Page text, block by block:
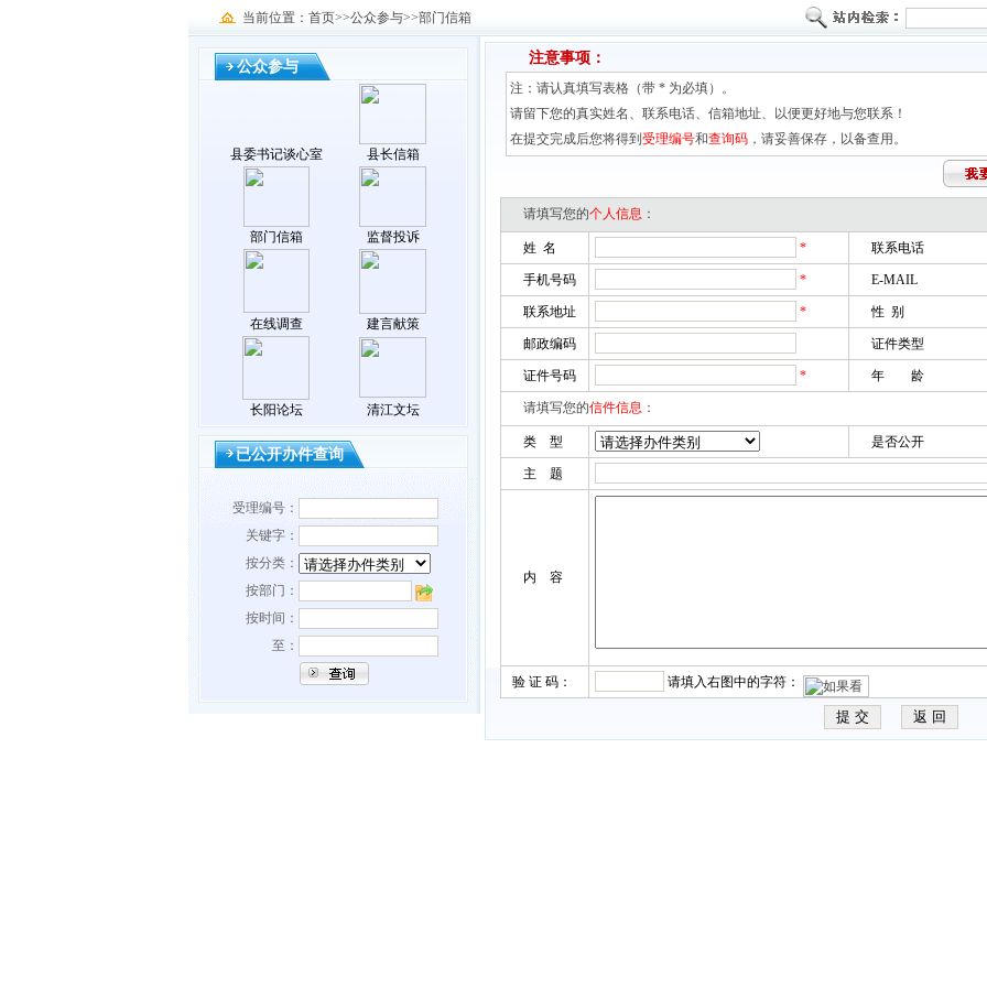
当前位置：首页>>公众参与>>部门信箱
公众参与
县委书记谈心室 县长信箱
部门信箱 监督投诉
在线调查 建言献策
长阳论坛 清江文坛
已公开办件查询
受理编号：
关键字：
按分类：
按部门：
按时间：
至：
注意事项：
注：请认真填写表格（带 * 为必填）。
请留下您的真实姓名、联系电话、信箱地址、以便更好地与您联系！
在提交完成后您将得到 受理编号和查询码，请妥善保存，以备查用。
请填写您的个人信息 ：
姓 名 * 联系电话
手机号码 * E-MAIL
联系地址 * 性 别
邮政编码 证件类型
证件号码 * 年 龄
请填写您的信件信息 ：
类 型 是否公开
主 题
内 容
验 证 码： 请填入右图中的字符：